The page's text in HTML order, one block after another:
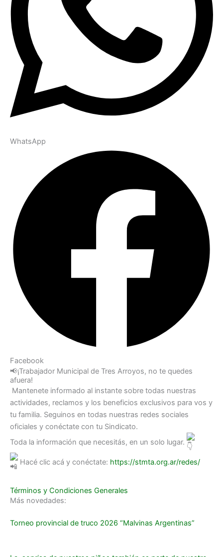
WhatsApp
Facebook
📢¡Trabajador Municipal de Tres Arroyos, no te quedes
afuera!
Mantenete informado al instante sobre todas nuestras
actividades, reclamos y los beneficios exclusivos para vos y
tu familia. Seguinos en todas nuestras redes sociales
oficiales y conéctate con tu Sindicato.
Toda la información que necesitás, en un solo lugar.
Hacé clic acá y conéctate: https://stmta.org.ar/redes/
Términos y Condiciones Generales
Más novedades:
Torneo provincial de truco 2026 “Malvinas Argentinas”